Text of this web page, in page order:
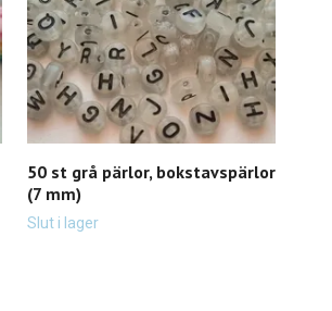
50 st grå pärlor, bokstavspärlor
(7 mm)
Slut i lager